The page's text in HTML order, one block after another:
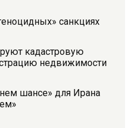
санкциях
кадастровую
недвижимости
шансе» для Ирана